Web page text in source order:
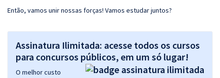
Então, vamos unir nossas forças! Vamos estudar juntos?
Assinatura Ilimitada: acesse todos os cursos
para concursos públicos, em um só lugar!
O melhor custo